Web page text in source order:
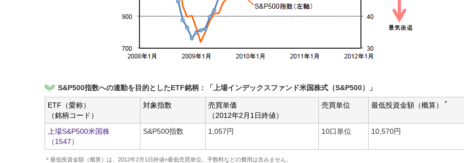
S&P500指数への連動を目的としたETF銘柄：「上場インデックスファンド米国株式（S&P500）」
ETF（愛称）
（銘柄コード）
対象指数
売買単価
（2012年2月1日終値）
売買単位 最低投資金額（概算） ＊
上場S&P500米国株
（1547）
S&P500指数 1,057円 10口単位 10,570円
＊最低投資金額（概算）は、2012年2月1日終値×最低売買単位。手数料などの費用は含みません。